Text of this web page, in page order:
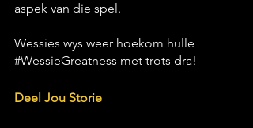
aspek van die spel.
Wessies wys weer hoekom hulle
#WessieGreatness met trots dra!
Deel Jou Storie